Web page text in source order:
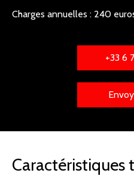
Charges annuelles : 240
+33 6
Caractéristiques